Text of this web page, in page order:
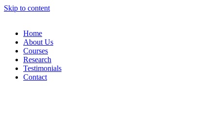
Skip to content
Home
About Us
Courses
Research
Testimonials
Contact